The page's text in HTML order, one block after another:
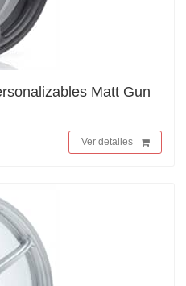
Matt Gun
Ver detalles